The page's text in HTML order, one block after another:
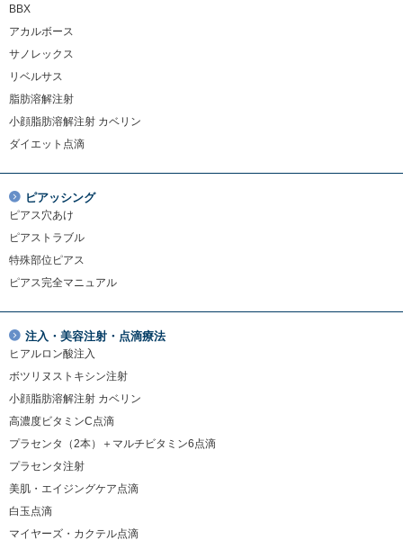
BBX
アカルボース
サノレックス
リベルサス
脂肪溶解注射
小顔脂肪溶解注射 カベリン
ダイエット点滴
ピアッシング
ピアス穴あけ
ピアストラブル
特殊部位ピアス
ピアス完全マニュアル
注入・美容注射・点滴療法
ヒアルロン酸注入
ボツリヌストキシン注射
小顔脂肪溶解注射 カベリン
高濃度ビタミンC点滴
プラセンタ（2本）＋マルチビタミン6点滴
プラセンタ注射
美肌・エイジングケア点滴
白玉点滴
マイヤーズ・カクテル点滴